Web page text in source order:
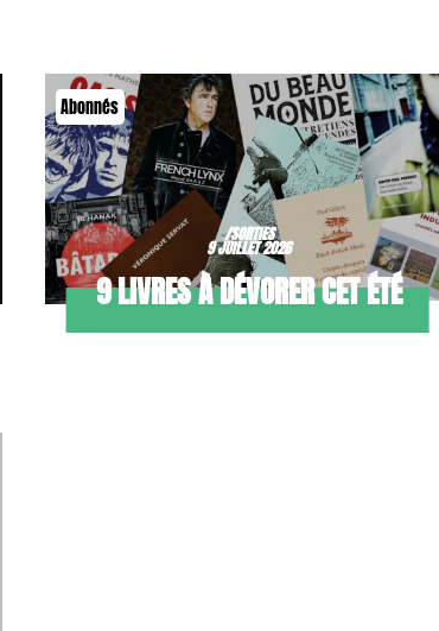
Abonnés
/SORTIES
9 JUILLET 2026
9 LIVRES À DÉVORER CET ÉTÉ